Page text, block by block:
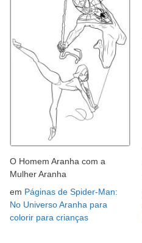
O Homem Aranha com a
Mulher Aranha
em Páginas de Spider-Man:
No Universo Aranha para
colorir para crianças